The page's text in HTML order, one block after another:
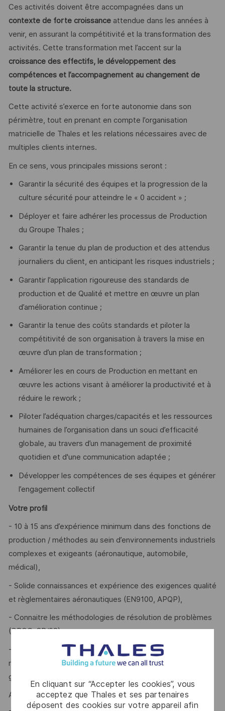
En cliquant sur “Accepter les cookies”, vous
acceptez que Thales et ses partenaires
déposent des cookies sur votre appareil afin
Ces activités doivent être accompagnées dans un
contexte de forte croissanceattendue dans les années à
venir, en assurant la compétitivité et la transformation des
activités. Cette transformation met l’accent sur la
croissance des effectifs, le développement des
compétences et l’accompagnement au changement de
toute la structure.
Cette activité s’exerce en forte autonomie dans son
périmètre, tout en prenant en compte l’organisation
matricielle de Thales et les relations nécessaires avec de
multiples clients internes.
En ce sens, vous principales missions seront :
Garantir la sécurité des équipes et la progression de la
culture sécurité pour atteindre le « 0 accident » ;
Déployer et faire adhérer les processus de Production
du Groupe Thales ;
Garantir la tenue du plan de production et des attendus
journaliers du client, en anticipant les risques industriels ;
Garantir l’application rigoureuse des standards de
production et de Qualité et mettre en œuvre un plan
d’amélioration continue ;
Garantir la tenue des coûts standards et piloter la
compétitivité de son organisation à travers la mise en
œuvre d’un plan de transformation ;
Améliorer les en cours de Production en mettant en
œuvre les actions visant à améliorer la productivité et à
réduire le rework ;
Piloter l’adéquation charges/capacités et les ressources
humaines de l’organisation dans un souci d’efficacité
globale, au travers d’un management de proximité
quotidien et d'une communication adaptée ;
Développer les compétences de ses équipes et générer
l’engagement collectif
Votre profil
- 10 à 15 ans d’expérience minimum dans des fonctions de
production / méthodes au sein d’environnements industriels
complexes et exigeants (aéronautique, automobile,
médical),
- Solide connaissances et expérience des exigences qualité
et règlementaires aéronautiques (EN9100, APQP),
- Connaitre les méthodologies de résolution de problèmes
(QRQC, 8D/9S),
- Pratique reconnue de l’industrialisation de pièces
mécaniques à forte valeur ajoutée technologique, et de la
gestion d’équipes/projets transverses.
Alors ce poste est fait pour vous !